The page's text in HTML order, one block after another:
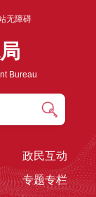
无障碍
Bureau
政民互动
专题专栏